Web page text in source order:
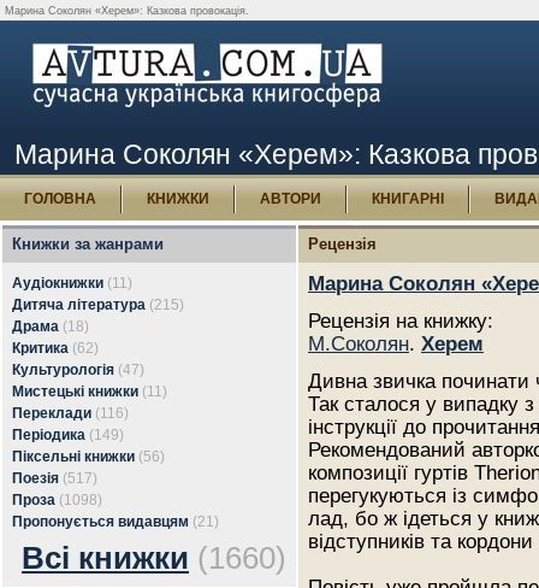
Марина Соколян «Херем»: Казкова провокація.
Марина Соколян «Херем»: Казкова
ГОЛОВНА КНИЖКИ АВТОРИ КНИГАРНІ
Книжки за жанрами
Аудіокнижки (11)
Дитяча література (215)
Драма (18)
Критика (62)
Культурологія (47)
Мистецькі книжки (11)
Переклади (116)
Періодика (149)
Піксельні книжки (56)
Поезія (517)
Проза (1098)
Пропонується видавцям (21)
Всі книжки (1660)
Рецензія
Марина Соколян
Рецензія на книжку:
М.Соколян. Херем
Дивна звичка починати
Так сталося у випадку
інструкції до
Рекомендований
композиції гуртів
перегукуються із
лад, бо ж ідеться у
відступників та